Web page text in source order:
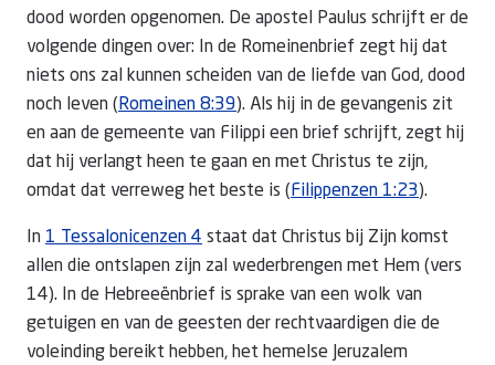
dood worden opgenomen. De apostel Paulus schrijft er de
volgende dingen over: In de Romeinenbrief zegt hij dat
niets ons zal kunnen scheiden van de liefde van God, dood
noch leven ( Romeinen 8:39). Als hij in de gevangenis zit
en aan de gemeente van Filippi een brief schrijft, zegt hij
dat hij verlangt heen te gaan en met Christus te zijn,
omdat dat verreweg het beste is ( Filippenzen 1:23).
In 1 Tessalonicenzen 4 staat dat Christus bij Zijn komst
allen die ontslapen zijn zal wederbrengen met Hem (vers
14). In de Hebreeënbrief is sprake van een wolk van
getuigen en van de geesten der rechtvaardigen die de
voleinding bereikt hebben, het hemelse Jeruzalem